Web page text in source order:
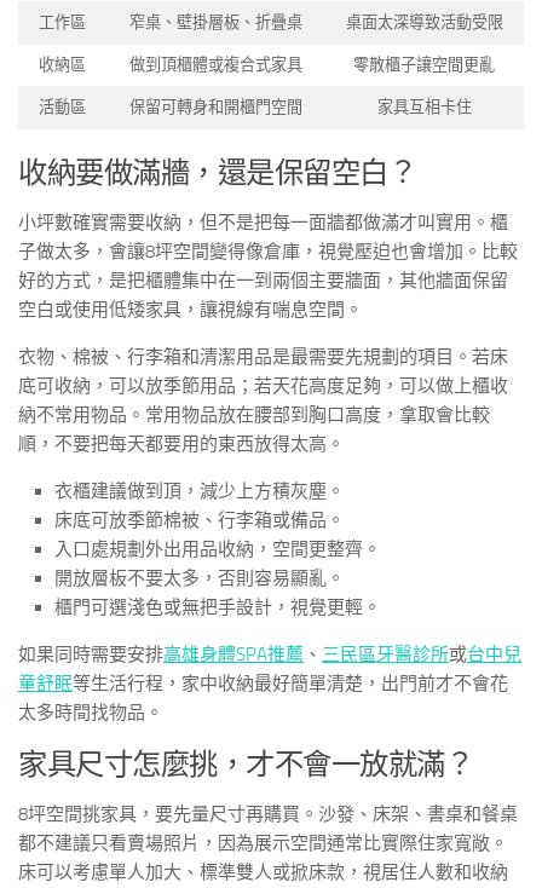
工作區 窄桌、壁掛層板、折疊桌 桌面太深導致活動受限
收納區 做到頂櫃體或複合式家具 零散櫃子讓空間更亂
活動區 保留可轉身和開櫃門空間 家具互相卡住
收納要做滿牆，還是保留空白？
小坪數確實需要收納，但不是把每一面牆都做滿才叫實用。櫃
子做太多，會讓8坪空間變得像倉庫，視覺壓迫也會增加。比較
好的方式，是把櫃體集中在一到兩個主要牆面，其他牆面保留
空白或使用低矮家具，讓視線有喘息空間。
衣物、棉被、行李箱和清潔用品是最需要先規劃的項目。若床
底可收納，可以放季節用品；若天花高度足夠，可以做上櫃收
納不常用物品。常用物品放在腰部到胸口高度，拿取會比較
順，不要把每天都要用的東西放得太高。
衣櫃建議做到頂，減少上方積灰塵。
床底可放季節棉被、行李箱或備品。
入口處規劃外出用品收納，空間更整齊。
開放層板不要太多，否則容易顯亂。
櫃門可選淺色或無把手設計，視覺更輕。
如果同時需要安排高雄身體SPA推薦 、 三民區牙醫診所或台中兒
童舒眠等生活行程，家中收納最好簡單清楚，出門前才不會花
太多時間找物品。
家具尺寸怎麼挑，才不會一放就滿？
8坪空間挑家具，要先量尺寸再購買。沙發、床架、書桌和餐桌
都不建議只看賣場照片，因為展示空間通常比實際住家寬敞。
床可以考慮單人加大、標準雙人或掀床款，視居住人數和收納